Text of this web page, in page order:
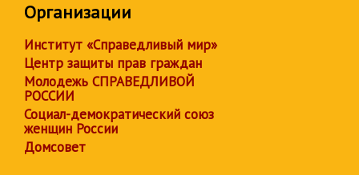
Организации
Институт «Справедливый мир»
Центр защиты прав граждан
Молодежь СПРАВЕДЛИВОЙ
РОССИИ
Социал-демократический союз
женщин России
Домсовет